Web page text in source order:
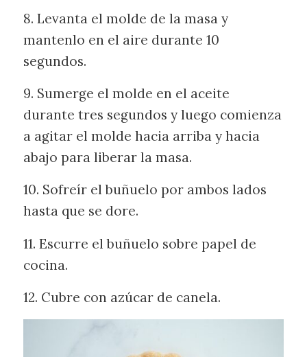
8. Levanta el molde de la masa y
mantenlo en el aire durante 10
segundos.
9. Sumerge el molde en el aceite
durante tres segundos y luego comienza
a agitar el molde hacia arriba y hacia
abajo para liberar la masa.
10. Sofreír el buñuelo por ambos lados
hasta que se dore.
11. Escurre el buñuelo sobre papel de
cocina.
12. Cubre con azúcar de canela.